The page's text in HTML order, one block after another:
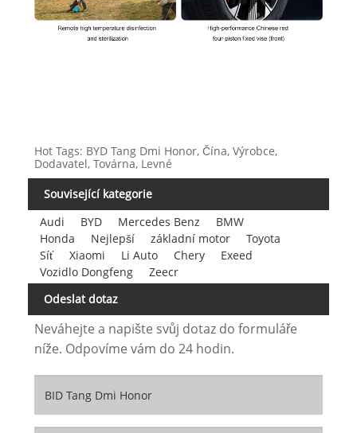
Hot Tags: BYD Tang Dmi Honor, Čína, Výrobce,
Dodavatel, Továrna, Levné
Související kategorie
Audi
BYD Mercedes Benz
BMW
Honda
Nejlepší základní motor
Toyota
Síť
Xiaomi Li Auto Chery
Exeed
Vozidlo Dongfeng
Zeecr
Odeslat dotaz
Neváhejte a napište svůj dotaz do formuláře
níže. Odpovíme vám do 24 hodin.